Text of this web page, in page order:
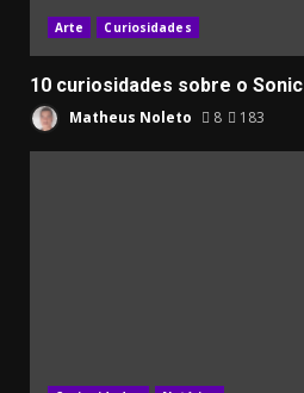
Arte Curiosidades
10 curiosidades sobre o Sonic
Matheus Noleto 8 183